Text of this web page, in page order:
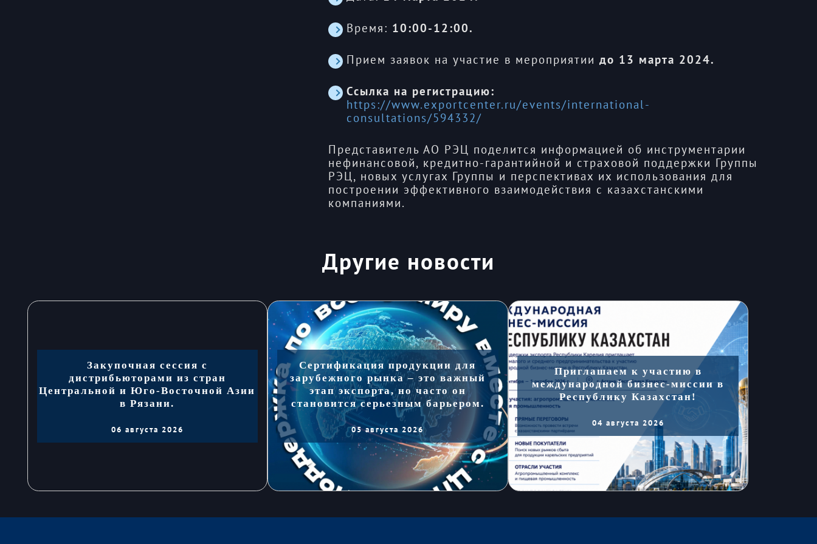
Время: 10:00-12:00.
Прием заявок на участие в мероприятии до 13 марта 2024.
Ссылка на регистрацию:
https://www.exportcenter.ru/events/international-
consultations/594332/
Представитель АО РЭЦ поделится информацией об инструментарии
нефинансовой, кредитно-гарантийной и страховой поддержки Группы
РЭЦ, новых услугах Группы и перспективах их использования для
построении эффективного взаимодействия с казахстанскими
компаниями.
Другие новости
Закупочная сессия с
дистрибьюторами из стран
Центральной и Юго-Восточной Азии
в Рязани.
06 августа 2026
Сертификация продукции для
зарубежного рынка – это важный
этап экспорта, но часто он
становится серьезным барьером.
05 августа 2026
Приглашаем к участию в
международной бизнес-миссии в
Республику Казахстан!
04 августа 2026